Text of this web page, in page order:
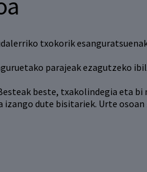
txokorik
parajeak ezagutzeko
beste, txakolindegia eta bi
dute bisitariek. Urte